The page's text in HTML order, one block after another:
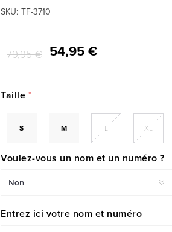
SKU: TF-3710
79,95 € 54,95 €
Taille *
S M L XL
Voulez-vous un nom et un numéro ?
Entrez ici votre nom et numéro